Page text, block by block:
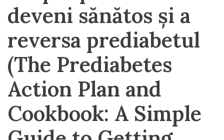
deveni sănătos și a
reversa prediabetul
(The Prediabetes
Action Plan and
Cookbook: A Simple